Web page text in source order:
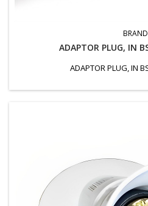
ADAPTOR PLUG, IN
ADAPTOR PLUG, IN